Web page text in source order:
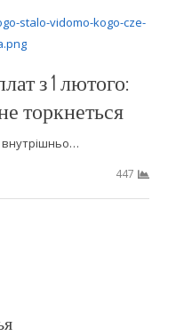
з 1 лютого:
торкнеться
внутрішньо…
447